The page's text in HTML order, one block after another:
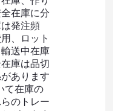
在庫に分
発注頻
、ロット
送中在庫
庫は品切
あります
て在庫の
のトレー